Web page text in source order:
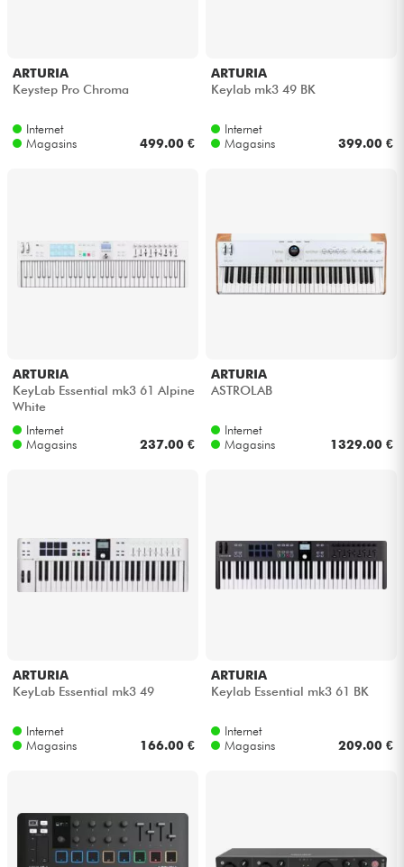
ARTURIA
Keystep Pro Chroma
Internet
Magasins
499.00 €
ARTURIA
Keylab mk3 49 BK
Internet
Magasins
399.00 €
ARTURIA
KeyLab Essential mk3 61 Alpine
White
Internet
Magasins
237.00 €
ARTURIA
ASTROLAB
Internet
Magasins
1329.00 €
ARTURIA
KeyLab Essential mk3 49
Internet
Magasins
166.00 €
ARTURIA
Keylab Essential mk3 61 BK
Internet
Magasins
209.00 €